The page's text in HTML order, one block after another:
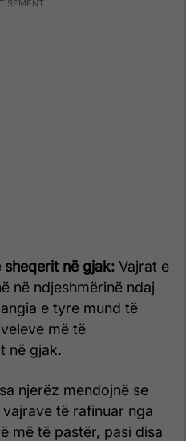
në gjak: Vajrat e
në ndjeshmërinë ndaj
e tyre mund të
më të
në gjak.
njerëz mendojnë se
të rafinuar nga
më të pastër, pasi disa